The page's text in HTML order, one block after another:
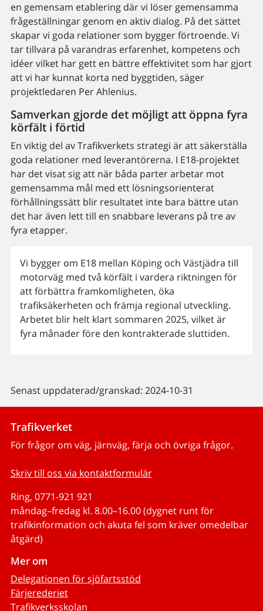
en gemensam etablering där vi löser gemensamma
frågeställningar genom en aktiv dialog. På det sättet
skapar vi goda relationer som bygger förtroende. Vi
tar tillvara på varandras erfarenhet, kompetens och
idéer vilket har gett en bättre effektivitet som har gjort
att vi har kunnat korta ned byggtiden, säger
projektledaren Per Ahlenius.
Samverkan gjorde det möjligt att öppna fyra
körfält i förtid
En viktig del av Trafikverkets strategi är att säkerställa
goda relationer med leverantörerna. I E18-projektet
har det visat sig att när båda parter arbetar mot
gemensamma mål med ett lösningsorienterat
förhållningssätt blir resultatet inte bara bättre utan
det har även lett till en snabbare leverans på tre av
fyra etapper.
Vi bygger om E18 mellan Köping och Västjädra till
motorväg med två körfält i vardera riktningen för
att förbättra framkomligheten, öka
trafiksäkerheten och främja regional utveckling.
Arbetet blir helt klart sommaren 2025, vilket är
fyra månader före den kontrakterade sluttiden.
Senast uppdaterad/granskad: 2024-10-31
Trafikverket
För frågor om väg, järnväg, färja och övriga frågor.
Skriv till oss via kontaktformulär
Ring, 0771-921 921
måndag–fredag kl. 8.00–16.00 (dygnet runt för
trafikinformation och akuta fel som kräver omedelbar
åtgärd)
Mer om
Delegationen för sjöfartsstöd
Färjerederiet
Trafikverksskolan